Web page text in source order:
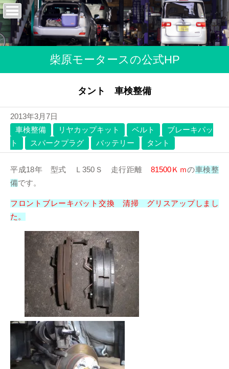
柴原モータースの公式HP
タント 車検整備
2013年3月7日
車検整備
リヤカップキット ベルト
ブレーキパッ
ト
スパークプラグ バッテリー タント
平成18年 型式 Ｌ350Ｓ 走行距離 81500Ｋｍの車検整
備です。
フロントブレーキパット交換 清掃 グリスアップしまし
た。